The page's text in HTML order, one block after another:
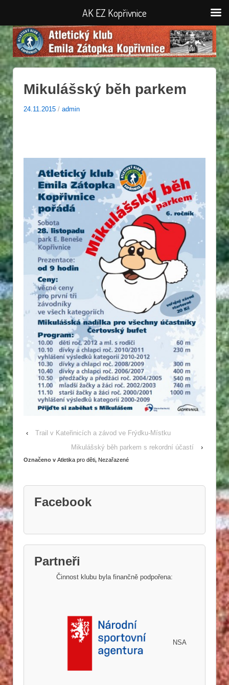
Mikulášský běh parkem
24.11.2015 / admin
‹
Trail v Kateřinicích a závod ve Frýdku-Místku
Mikulášský běh parkem s rekordní účastí
›
Označeno v Atletika pro děti, Nezařazené
Facebook
Partneři
Činnost klubu byla finančně podpořena:
NSA
AK EZ Kopřivnice